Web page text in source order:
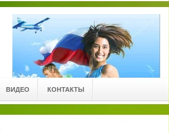
ВИДЕО КОНТАКТЫ